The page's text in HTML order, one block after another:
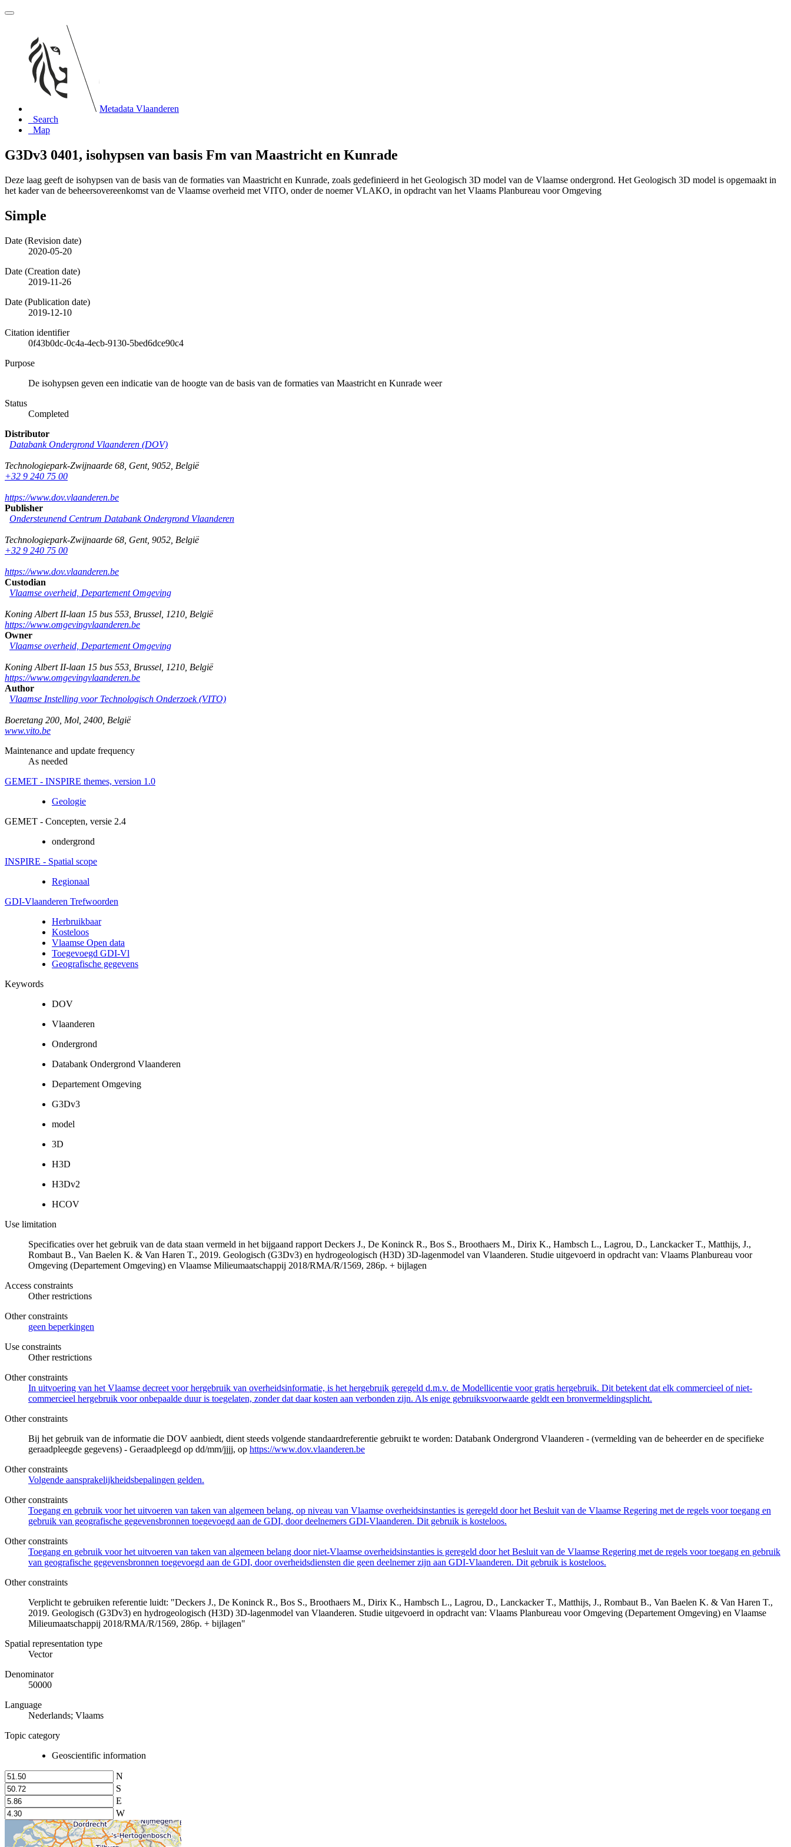
Metadata Vlaanderen
Search
Map
G3Dv3 0401, isohypsen van basis Fm van Maastricht en Kunrade
Deze laag geeft de isohypsen van de basis van de formaties van Maastricht en Kunrade, zoals gedefinieerd in het Geologisch 3D model van de Vlaamse ondergrond. Het Geologisch 3D model is opgemaakt in
het kader van de beheersovereenkomst van de Vlaamse overheid met VITO, onder de noemer VLAKO, in opdracht van het Vlaams Planbureau voor Omgeving
Simple
Date (Revision date)
2020-05-20
Date (Creation date)
2019-11-26
Date (Publication date)
2019-12-10
Citation identifier
0f43b0dc-0c4a-4ecb-9130-5bed6dce90c4
Purpose
De isohypsen geven een indicatie van de hoogte van de basis van de formaties van Maastricht en Kunrade weer
Status
Completed
Distributor
Databank Ondergrond Vlaanderen (DOV)
Technologiepark-Zwijnaarde 68 Gent, 9052 België
+32 9 240 75 00
https://www.dov.vlaanderen.be
Publisher
Ondersteunend Centrum Databank Ondergrond Vlaanderen
Technologiepark-Zwijnaarde 68 Gent, 9052 België
+32 9 240 75 00
https://www.dov.vlaanderen.be
Custodian
Vlaamse overheid, Departement Omgeving
Koning Albert II-laan 15 bus 553 Brussel 1210 België
https://www.omgevingvlaanderen.be
Owner
Vlaamse overheid, Departement Omgeving
Koning Albert II-laan 15 bus 553 Brussel 1210 België
https://www.omgevingvlaanderen.be
Author
Vlaamse Instelling voor Technologisch Onderzoek (VITO)
Boeretang 200 Mol 2400 België
www.vito.be
Maintenance and update frequency
As needed
GEMET - INSPIRE themes, version 1.0
Geologie
GEMET - Concepten, versie 2.4
ondergrond
INSPIRE - Spatial scope
Regionaal
GDI-Vlaanderen Trefwoorden
Herbruikbaar
Kosteloos
Vlaamse Open data
Toegevoegd GDI-Vl
Geografische gegevens
Keywords
DOV
Vlaanderen
Ondergrond
Databank Ondergrond Vlaanderen
Departement Omgeving
G3Dv3
model
3D
H3D
H3Dv2
HCOV
Use limitation
Specificaties over het gebruik van de data staan vermeld in het bijgaand rapport Deckers J., De Koninck R., Bos S., Broothaers M., Dirix K., Hambsch L., Lagrou, D., Lanckacker T., Matthijs, J.,
Rombaut B., Van Baelen K. & Van Haren T., 2019. Geologisch (G3Dv3) en hydrogeologisch (H3D) 3D-lagenmodel van Vlaanderen. Studie uitgevoerd in opdracht van: Vlaams Planbureau voor
Omgeving (Departement Omgeving) en Vlaamse Milieumaatschappij 2018/RMA/R/1569, 286p. + bijlagen
Access constraints
Other restrictions
Other constraints
geen beperkingen
Use constraints
Other restrictions
Other constraints
In uitvoering van het Vlaamse decreet voor hergebruik van overheidsinformatie, is het hergebruik geregeld d.m.v. de Modellicentie voor gratis hergebruik. Dit betekent dat elk commercieel of niet-
commercieel hergebruik voor onbepaalde duur is toegelaten, zonder dat daar kosten aan verbonden zijn. Als enige gebruiksvoorwaarde geldt een bronvermeldingsplicht.
Other constraints
Bij het gebruik van de informatie die DOV aanbiedt, dient steeds volgende standaardreferentie gebruikt te worden: Databank Ondergrond Vlaanderen - (vermelding van de beheerder en de specifieke
geraadpleegde gegevens) - Geraadpleegd op dd/mm/jjjj, op https://www.dov.vlaanderen.be
Other constraints
Volgende aansprakelijkheidsbepalingen gelden.
Other constraints
Toegang en gebruik voor het uitvoeren van taken van algemeen belang, op niveau van Vlaamse overheidsinstanties is geregeld door het Besluit van de Vlaamse Regering met de regels voor toegang en
gebruik van geografische gegevensbronnen toegevoegd aan de GDI, door deelnemers GDI-Vlaanderen. Dit gebruik is kosteloos.
Other constraints
Toegang en gebruik voor het uitvoeren van taken van algemeen belang door niet-Vlaamse overheidsinstanties is geregeld door het Besluit van de Vlaamse Regering met de regels voor toegang en gebruik
van geografische gegevensbronnen toegevoegd aan de GDI, door overheidsdiensten die geen deelnemer zijn aan GDI-Vlaanderen. Dit gebruik is kosteloos.
Other constraints
Verplicht te gebruiken referentie luidt: "Deckers J., De Koninck R., Bos S., Broothaers M., Dirix K., Hambsch L., Lagrou, D., Lanckacker T., Matthijs, J., Rombaut B., Van Baelen K. & Van Haren T.,
2019. Geologisch (G3Dv3) en hydrogeologisch (H3D) 3D-lagenmodel van Vlaanderen. Studie uitgevoerd in opdracht van: Vlaams Planbureau voor Omgeving (Departement Omgeving) en Vlaamse
Milieumaatschappij 2018/RMA/R/1569, 286p. + bijlagen"
Spatial representation type
Vector
Denominator
50000
Language
Nederlands; Vlaams
Topic category
Geoscientific information
N
S
E
W